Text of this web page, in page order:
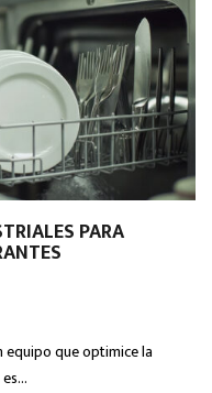
PARA
equipo que optimice la